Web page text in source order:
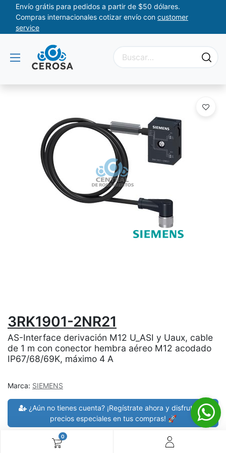
0
Envío grátis para pedidos a partir de $50 dólares.
Compras internacionales cotizar envío con customer
service
3RK1901-2NR21
AS-Interface derivación M12 U_ASI y Uaux, cable
de 1 m con conector hembra aéreo M12 acodado
IP67/68/69K, máximo 4 A
Marca: SIEMENS
¿Aún no tienes cuenta? ¡Regístrate ahora y disfruta de
precios especiales en tus compras! 🚀
30 días de devolución